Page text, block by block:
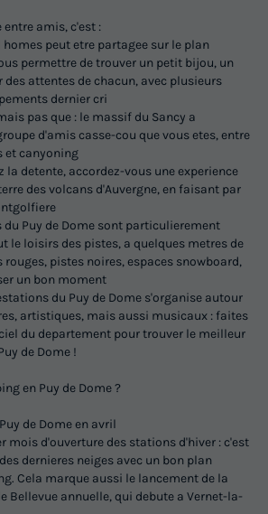
entre amis, c'est :
peut etre partagee sur le plan
permettre de trouver un petit bijou, un
attentes de chacun, avec plusieurs
dernier cri
pas que : le massif du Sancy a
d'amis casse-cou que vous etes, entre
et canyoning
la detente, accordez-vous une experience
des volcans d'Auvergne, en faisant par
du Puy de Dome sont particulierement
le loisirs des pistes, a quelques metres de
pistes noires, espaces snowboard,
un bon moment
du Puy de Dome s'organise autour
artistiques, mais aussi musicaux : faites
du departement pour trouver le meilleur
de Dome !
en Puy de Dome ?
de Dome en avril
mois d'ouverture des stations d'hiver : c'est
dernieres neiges avec un bon plan
Cela marque aussi le lancement de la
Bellevue annuelle, qui debute a Vernet-la-